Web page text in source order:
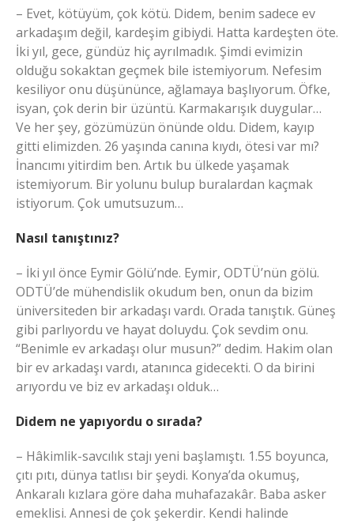
– Evet, kötüyüm, çok kötü. Didem, benim sadece ev
arkadaşım değil, kardeşim gibiydi. Hatta kardeşten öte.
İki yıl, gece, gündüz hiç ayrılmadık. Şimdi evimizin
olduğu sokaktan geçmek bile istemiyorum. Nefesim
kesiliyor onu düşününce, ağlamaya başlıyorum. Öfke,
isyan, çok derin bir üzüntü. Karmakarışık duygular…
Ve her şey, gözümüzün önünde oldu. Didem, kayıp
gitti elimizden. 26 yaşında canına kıydı, ötesi var mı?
İnancımı yitirdim ben. Artık bu ülkede yaşamak
istemiyorum. Bir yolunu bulup buralardan kaçmak
istiyorum. Çok umutsuzum…
Nasıl tanıştınız?
– İki yıl önce Eymir Gölü’nde. Eymir, ODTÜ’nün gölü.
ODTÜ’de mühendislik okudum ben, onun da bizim
üniversiteden bir arkadaşı vardı. Orada tanıştık. Güneş
gibi parlıyordu ve hayat doluydu. Çok sevdim onu.
“Benimle ev arkadaşı olur musun?” dedim. Hakim olan
bir ev arkadaşı vardı, atanınca gidecekti. O da birini
arıyordu ve biz ev arkadaşı olduk…
Didem ne yapıyordu o sırada?
– Hâkimlik-savcılık stajı yeni başlamıştı. 1.55 boyunca,
çıtı pıtı, dünya tatlısı bir şeydi. Konya’da okumuş,
Ankaralı kızlara göre daha muhafazakâr. Baba asker
emeklisi. Annesi de çok şekerdir. Kendi halinde